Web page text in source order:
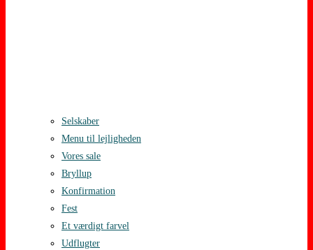
Selskaber
Menu til lejligheden
Vores sale
Bryllup
Konfirmation
Fest
Et værdigt farvel
Udflugter